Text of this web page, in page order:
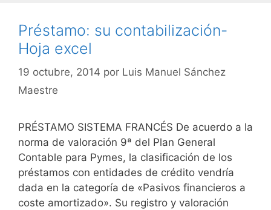
Préstamo: su contabilización-
Hoja excel
19 octubre, 2014 por Luis Manuel Sánchez
Maestre
PRÉSTAMO SISTEMA FRANCÉS De acuerdo a la
norma de valoración 9ª del Plan General
Contable para Pymes, la clasificación de los
préstamos con entidades de crédito vendría
dada en la categoría de «Pasivos financieros a
coste amortizado». Su registro y valoración